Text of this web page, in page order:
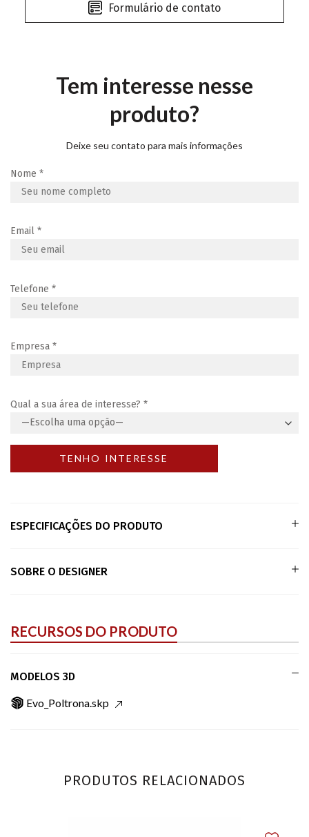
Formulário de contato
Tem interesse nesse
produto?
Deixe seu contato para mais informações
Nome *
Email *
Telefone *
Empresa *
Qual a sua área de interesse? *
ESPECIFICAÇÕES DO PRODUTO
SOBRE O DESIGNER
RECURSOS DO PRODUTO
MODELOS 3D
Evo_Poltrona.skp
PRODUTOS RELACIONADOS